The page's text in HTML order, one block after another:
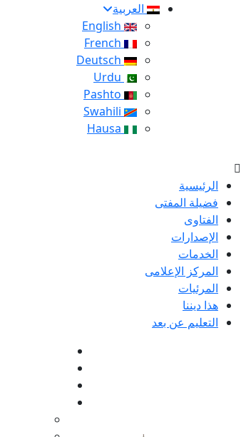
العربية
الرئيسية
فضيلة المفتى
الفتاوى
الإصدارات
الخدمات
المركز الإعلامى
المرئيات
هذا ديننا
التعليم عن بعد